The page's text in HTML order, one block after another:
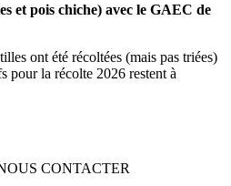
et pois chiche) avec le GAEC de
ont été récoltées (mais pas triées)
pour la récolte 2026 restent à
CONTACTER